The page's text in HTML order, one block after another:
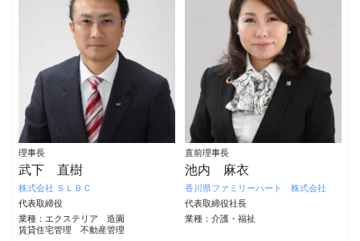
理事長
武下 直樹
株式会社 ＳＬＢＣ
代表取締役
業種：エクステリア 造園
賃貸住宅管理 不動産管理
直前理事長
池内 麻衣
香川県ファミリーハート 株式会社
代表取締役社長
業種：介護・福祉